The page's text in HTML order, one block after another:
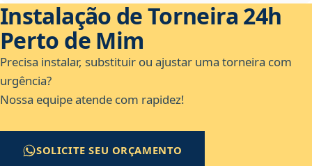
Instalação de Torneira 24h
Perto de Mim
Precisa instalar, substituir ou ajustar uma torneira com
urgência?
Nossa equipe atende com rapidez!
SOLICITE SEU ORÇAMENTO